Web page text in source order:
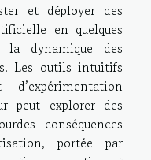
et déployer des
en quelques
la dynamique des
Les outils intuitifs
peut explorer des
conséquences
portée par